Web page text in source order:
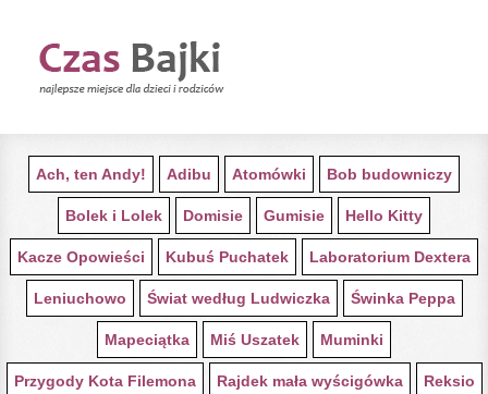
STRONA GŁÓWNA Z BAJKAMI
Ach, ten Andy! Adibu Atomówki Bob budowniczy
Bolek i Lolek Domisie Gumisie Hello Kitty
Kacze Opowieści Kubuś Puchatek Laboratorium Dextera
Leniuchowo Świat według Ludwiczka Świnka Peppa
Mapeciątka Miś Uszatek Muminki
Przygody Kota Filemona Rajdek mała wyścigówka Reksio